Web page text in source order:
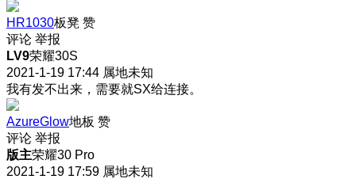
HR1030板凳 赞
评论 举报
LV9荣耀30S
2021-1-19 17:44 属地未知
我有发不出来，需要就SX给连接。
AzureGlow地板 赞
评论 举报
版主荣耀30 Pro
2021-1-19 17:59 属地未知